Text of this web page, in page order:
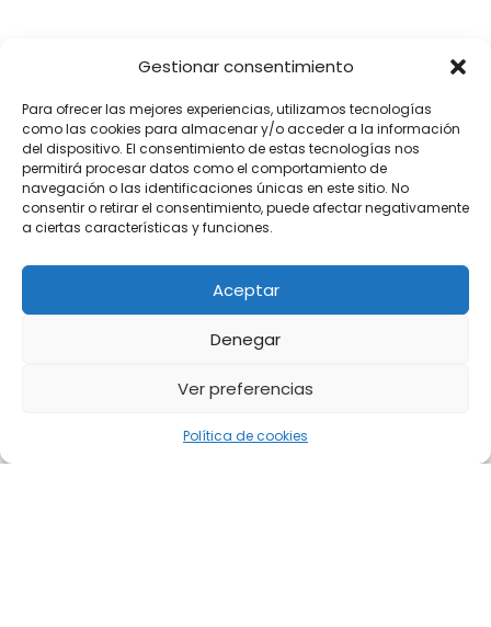
Gestionar consentimiento
Para ofrecer las mejores experiencias, utilizamos tecnologías
como las cookies para almacenar y/o acceder a la información
del dispositivo. El consentimiento de estas tecnologías nos
permitirá procesar datos como el comportamiento de
navegación o las identificaciones únicas en este sitio. No
consentir o retirar el consentimiento, puede afectar negativamente
a ciertas características y funciones.
Aceptar
Denegar
Ver preferencias
Política de cookies